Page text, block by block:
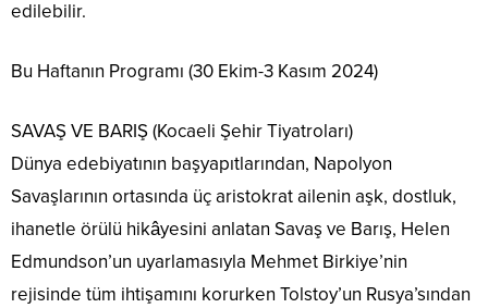
edilebilir.
Bu Haftanın Programı (30 Ekim-3 Kasım 2024)
SAVAŞ VE BARIŞ (Kocaeli Şehir Tiyatroları)
Dünya edebiyatının başyapıtlarından, Napolyon
Savaşlarının ortasında üç aristokrat ailenin aşk, dostluk,
ihanetle örülü hikâyesini anlatan Savaş ve Barış, Helen
Edmundson’un uyarlamasıyla Mehmet Birkiye’nin
rejisinde tüm ihtişamını korurken Tolstoy’un Rusya’sından